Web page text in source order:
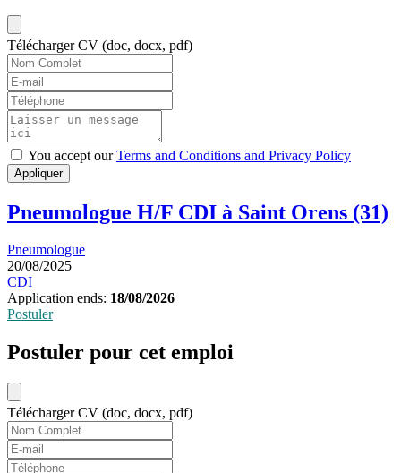
Télécharger CV (doc, docx, pdf)
You accept ourTerms and Conditions and Privacy Policy
Appliquer
Pneumologue H/F CDI à Saint Orens (31)
Pneumologue
20/08/2025
CDI
Application ends: 18/08/2026
Postuler
Postuler pour cet emploi
Télécharger CV (doc, docx, pdf)